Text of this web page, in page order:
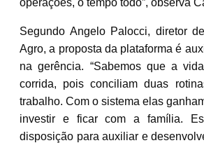
Segundo Angelo Palocci, diretor
Agro, a proposta da plataforma é
na gerência. “Sabemos que a
corrida, pois conciliam duas
trabalho. Com o sistema elas
investir e ficar com a família.
disposição para auxiliar e